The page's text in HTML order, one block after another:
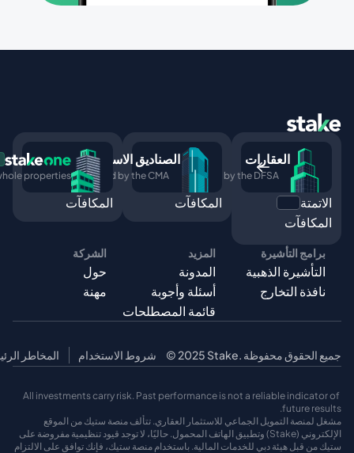
العقارات
Regulated by the DFSA
الاتمتة جديد
المكافآت
الصناديق الاستثمارية
Regulated by the CMA
المكافآت
properties
المكافآت
برامج التأشيرة
التأشيرة الذهبية
نافذة التخارج
المزيد
المدونة
أسئلة وأجوبة
قائمة المصطلحات
الشركة
حول
مهنة
© 2025 Stake. جميع الحقوق محفوظة شروط الاستخدام المخاطر
All investments carry risk. Past performance is not a reliable indicator of
future results.